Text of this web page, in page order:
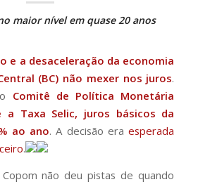
maior nível em quase 20 anos
e a desaceleração da economia
(BC) não mexer nos juros.
Comitê de Política Monetária
a Taxa Selic, juros básicos da
ao ano. A decisão eraesperada
.
não deu pistas de quando